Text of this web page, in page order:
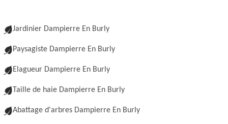
Jardinier Dampierre En Burly
Paysagiste Dampierre En Burly
Elagueur Dampierre En Burly
Taille de haie Dampierre En Burly
Abattage d'arbres Dampierre En Burly